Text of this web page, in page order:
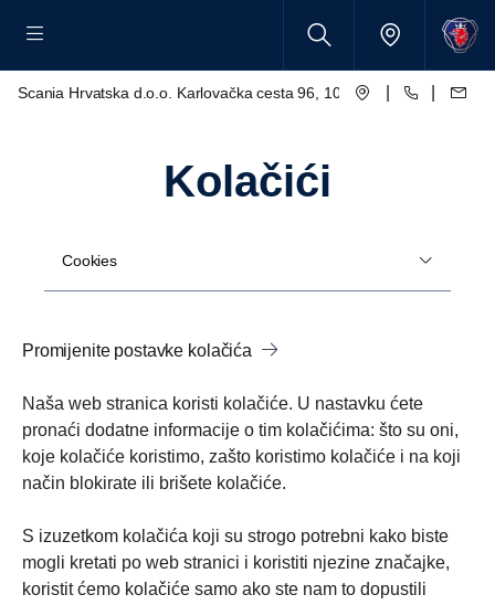
Scania Hrvatska d.o.o. Karlovačka cesta 96, 10250 Lučko
kolačići
Cookies
Promijenite postavke kolačića
Naša web stranica koristi kolačiće. U nastavku ćete
pronaći dodatne informacije o tim kolačićima: što su oni,
koje kolačiće koristimo, zašto koristimo kolačiće i na koji
način blokirate ili brišete kolačiće.
S izuzetkom kolačića koji su strogo potrebni kako biste
mogli kretati po web stranici i koristiti njezine značajke,
koristit ćemo kolačiće samo ako ste nam to dopustili